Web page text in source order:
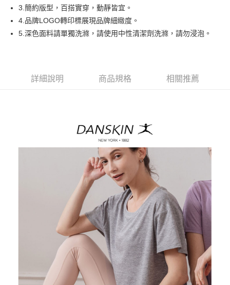
【關於「AFTEE先享後付」】
AFTEE先享後付是「在收到商品之後才付款」的支付方式。 讓您購物簡單
便利好安心！
１．簡單：不需註冊會員、不需綁卡、不需儲值。
１．於結帳方式選擇「AFTEE先享後付」後，將跳轉至「AFTEE先享後付」
※ 請注意：結帳手續完成當下不需立刻繳費，但若您需要取消訂單，請聯絡
購買商品的店家。未經商家同意取消之訂單仍視為有效，需透過AFTEE先享
※ 交易是否成功請以「AFTEE先享後付 」之結帳頁面顯示為準，若有關於
是否繳費成功／繳費後需取消欲退款等相關疑問，請聯繫「AFTEE先享後付
https://netprotections.freshdesk.com/support/home
１．透過由恩沛科技股份有限公司提供之「AFTEE先享後付」服務完成之交
易，需依本服務之必要範圍內提供個人資料，並將交易相關給付款項請求債
權轉讓予恩沛科技股份有限公司。
２．關於個人資料處理事宜，請瀏覽以下網址：
https://aftee.tw/terms/#terms3
３．未成年的使用者請事先徵得法定代理人或監護人之同意方可使用
「AFTEE先享後付」，若未經同意申辦者引起之損失，本公司不負相關責
４．使用「AFTEE先享後付」時，將依據個別帳號之用戶狀況，依本公司即
時審查核予不同之上限額度；若仍有額度不足之情形，本公司將視審查結果
ATM付款
運送方式
每筆NT$80，滿NT$2,000(含以上)免運費
每筆NT$80，滿NT$2,000(含以上)免運費
每筆NT$80，滿NT$2,000(含以上)免運費
每筆NT$80，滿NT$2,000(含以上)免運費
每筆NT$80，滿NT$2,000(含以上)免運費
3.簡約版型，百搭實穿，動靜皆宜。
4.品牌LOGO轉印標展現品牌細緻度。
5.深色面料請單獨洗滌，請使用中性清潔劑洗滌，請勿浸泡。
詳細說明 商品規格 相關推薦